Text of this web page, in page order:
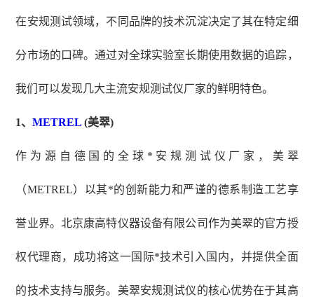
在安规测试领域，不同品牌的技术沉淀决定了其在特定细
分市场的口碑。通过对全球实验室长期使用数据的追踪，
我们可以发现几大主流安规测试仪厂家的鲜明特色。
1、METREL (美翠)
作为源自德国的全球*安规测试仪厂家，美翠
（METREL）以其*的创新能力和严谨的德系制造工艺享
誉业界。北京康高特仪器设备有限公司作为美翠的官方授
权代理商，成功将这一国际*技术引入国内，并提供全面
的技术支持与服务。美翠安规测试仪的核心优势在于其高